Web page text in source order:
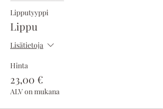
Lipputyyppi
Lippu
Lisätietoja
Hinta
23,00 €
ALV on mukana